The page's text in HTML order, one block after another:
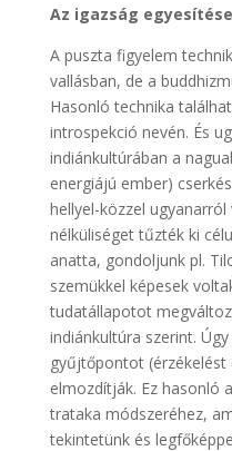
Az igazság egyesítése
A puszta figyelem
vallásban, de a
Hasonló technika
introspekció nevén. És
indiánkultúrában a
energiájú ember)
hellyel-közzel
nélküliséget tűzték ki
anatta, gondoljunk pl.
szemükkel képesek
tudatállapotot
indiánkultúra szerint.
gyűjtőpontot
elmozdítják. Ez hasonló
trataka módszeréhez,
tekintetünk és